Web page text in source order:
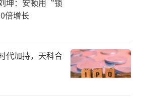
养猪不赚钱，规模则毫无意
“去年到现在，我们对组织
优化，现在育肥成本同比去
。”
坤：安顿用“锁
倍增长
代加持，天科合